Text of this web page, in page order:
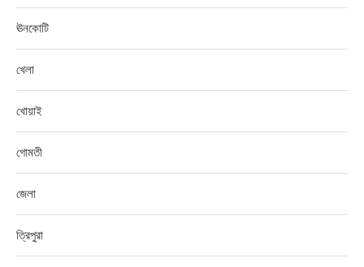
ঊনকোটি
খেলা
খোয়াই
গোমতী
জেলা
ত্রিপুরা